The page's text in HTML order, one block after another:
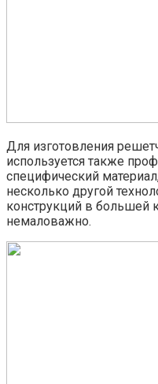
Для изготовления
используется также
специфический
несколько другой
конструкций в большей
немаловажно.